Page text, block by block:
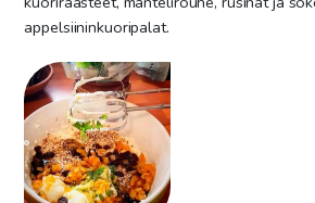
appelsiininkuoripalat.